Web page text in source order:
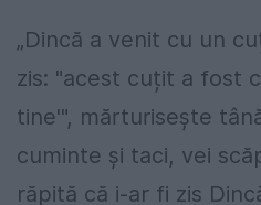
„Dincă a venit cu un
zis: "acest cuțit a fost
tine'", mărturisește
cuminte și taci, vei
răpită că i-ar fi zis